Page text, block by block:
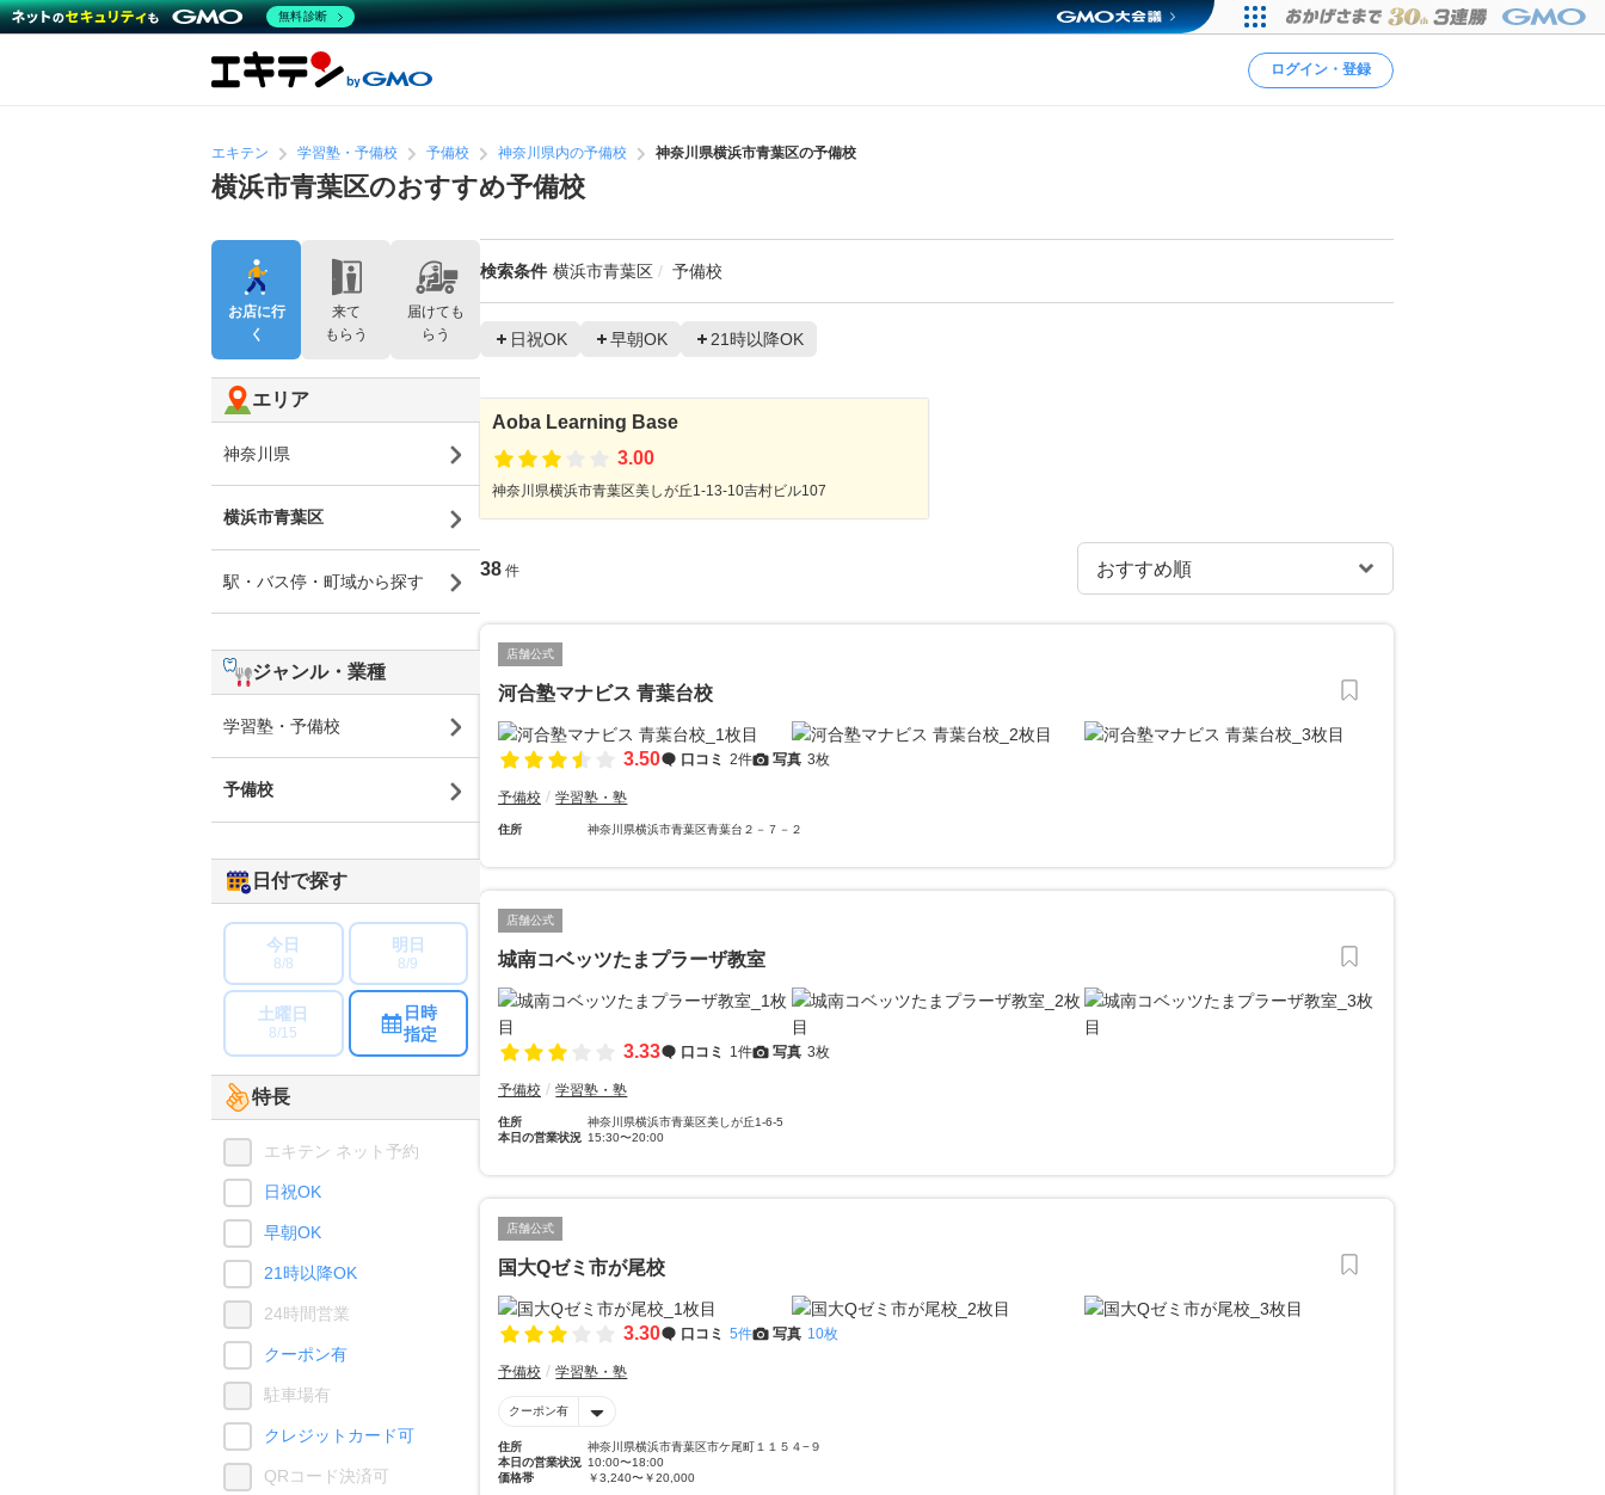
ログイン・登録
エキテン 学習塾・予備校 予備校 神奈川県内の予備校 神奈川県横浜市青葉区の予備校
横浜市青葉区のおすすめ予備校
検索条件 横浜市青葉区 予備校
日祝OK 早朝OK 21時以降OK
Aoba Learning Base
3.00
神奈川県横浜市青葉区美しが丘1-13-10吉村ビル107
38 件
店舗公式
河合塾マナビス 青葉台校
3.50 口コミ 2件 写真 3枚
予備校 学習塾・塾
住所 神奈川県横浜市青葉区青葉台２－７－２
店舗公式
城南コベッツたまプラーザ教室
3.33 口コミ 1件 写真 3枚
予備校 学習塾・塾
住所
神奈川県横浜市青葉区美しが丘1-6-5
本日の営業状況 15:30〜20:00
店舗公式
国大Qゼミ市が尾校
3.30 口コミ 5件 写真 10枚
予備校 学習塾・塾
クーポン有
住所
神奈川県横浜市青葉区市ケ尾町１１５４−９
本日の営業状況 10:00〜18:00
価格帯
￥3,240〜￥20,000
お店に行
く
来て
もらう
届けても
らう
エリア
神奈川県
横浜市青葉区
駅・バス停・町域から探す
ジャンル・業種
学習塾・予備校
予備校
日付で探す
今日
8/8
明日
8/9
土曜日
8/15
日時
指定
特長
エキテン ネット予約
日祝OK
早朝OK
21時以降OK
24時間営業
クーポン有
駐車場有
クレジットカード可
QRコード決済可
無料診断